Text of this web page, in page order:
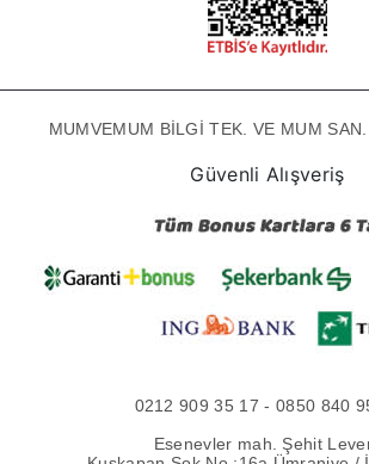
MUMVEMUM BİLGİ TEK. VE MUM
Güvenli Alışveriş
0212 909 35 17 - 0850 840
Esenevler mah. Şehit